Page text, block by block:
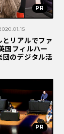
とリアルでファ
国フィルハー
団のデジタル活